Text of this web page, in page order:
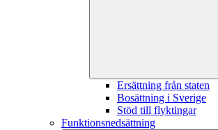
Ersättning från staten
Bosättning i Sverige
Stöd till flyktingar
Funktionsnedsättning